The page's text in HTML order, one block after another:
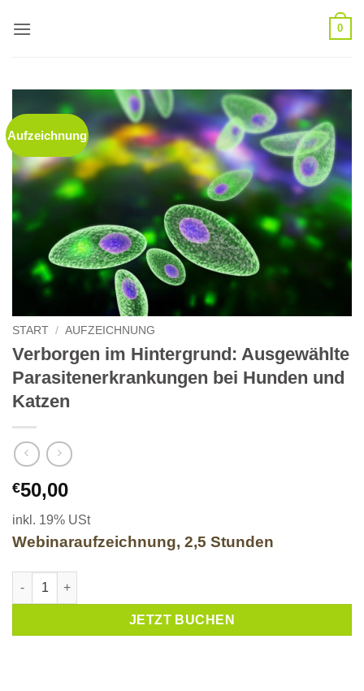
Inhalt
0
Aufzeichnung
START / AUFZEICHNUNG
Verborgen im Hintergrund: Ausgewählte
Parasitenerkrankungen bei Hunden und
Katzen
€50,00
inkl. 19% USt
Webinaraufzeichnung, 2,5 Stunden
Verborgen im Hintergrund: Ausgewählte
JETZT BUCHEN